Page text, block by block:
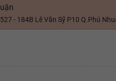
- 184B Lê Văn Sỹ P10 Q.Phú